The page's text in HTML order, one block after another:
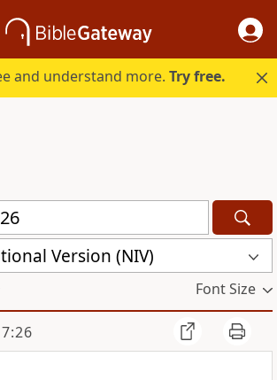
and understand more.Try free.
Version (NIV)
Font Size